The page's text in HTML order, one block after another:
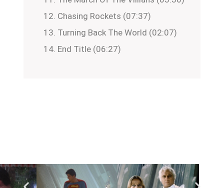
Chasing Rockets (07:37)
Turning Back The World (02:07)
End Title (06:27)